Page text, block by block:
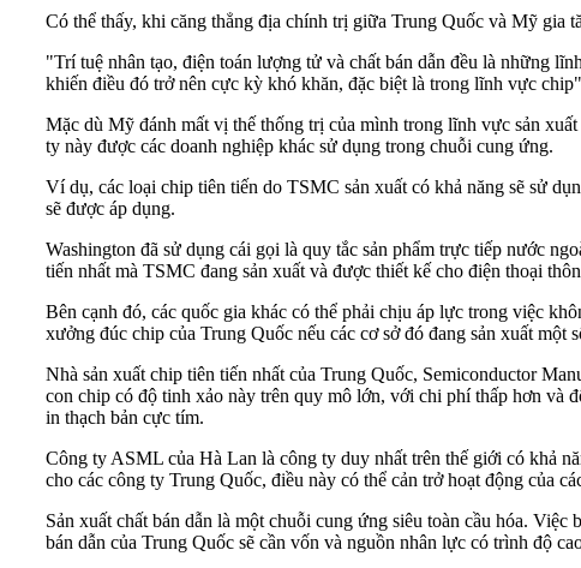
Có thể thấy, khi căng thẳng địa chính trị giữa Trung Quốc và Mỹ gia
"Trí tuệ nhân tạo, điện toán lượng tử và chất bán dẫn đều là những
khiến điều đó trở nên cực kỳ khó khăn, đặc biệt là trong lĩnh vực
Mặc dù Mỹ đánh mất vị thế thống trị của mình trong lĩnh vực sản
ty này được các doanh nghiệp khác sử dụng trong chuỗi cung ứng.
Ví dụ, các loại chip tiên tiến do TSMC sản xuất có khả năng sẽ sử
sẽ được áp dụng.
Washington đã sử dụng cái gọi là quy tắc sản phẩm trực tiếp nước
tiến nhất mà TSMC đang sản xuất và được thiết kế cho điện thoại
Bên cạnh đó, các quốc gia khác có thể phải chịu áp lực trong việc
xưởng đúc chip của Trung Quốc nếu các cơ sở đó đang sản xuất
Nhà sản xuất chip tiên tiến nhất của Trung Quốc, Semiconductor
con chip có độ tinh xảo này trên quy mô lớn, với chi phí thấp hơn và
in thạch bản cực tím.
Công ty ASML của Hà Lan là công ty duy nhất trên thế giới có khả
cho các công ty Trung Quốc, điều này có thể cản trở hoạt động của
Sản xuất chất bán dẫn là một chuỗi cung ứng siêu toàn cầu hóa.
bán dẫn của Trung Quốc sẽ cần vốn và nguồn nhân lực có trình độ